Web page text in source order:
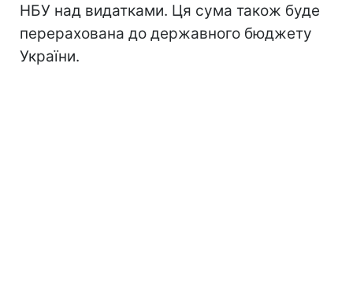
НБУ над видатками. Ця сума також буде
перерахована до державного бюджету
України.